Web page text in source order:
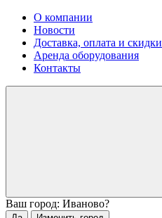
О компании
Новости
Доставка, оплата и скидки
Аренда оборудования
Контакты
Ваш город: Иваново?